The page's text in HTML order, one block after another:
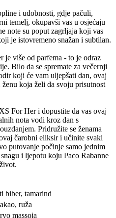
i udobnosti, gdje pačuli,
temelj, okupavši vas u osjećaju
note su poput zagrljaja koji vas
je istovremeno snažan i subtilan.
je više od parfema - to je odraz
Bilo da se spremate za večernji
koji će vam uljepšati dan, ovaj
koja želi da svoju prisutnost
For Her i dopustite da vas ovaj
nota vodi kroz dan s
Pridružite se ženama
čarobni eliksir i učinite svaki
putovanje počinje samo jednim
i ljepotu koju Paco Rabanne
biber, tamarind
ruža
massoia